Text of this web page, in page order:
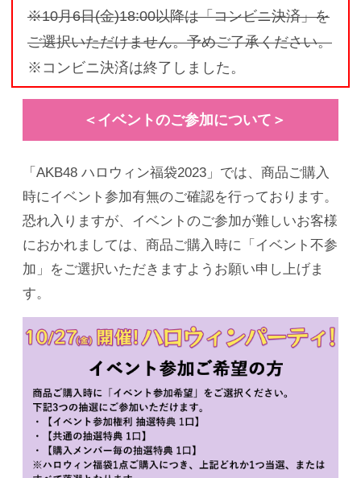
※10月6日(金)18:00以降は「コンビニ決済」を
ご選択いただけません。予めご了承ください。
※コンビニ決済は終了しました。
＜イベントのご参加について＞
「AKB48 ハロウィン福袋2023」では、商品ご購入
時にイベント参加有無のご確認を行っております。
恐れ入りますが、イベントのご参加が難しいお客様
におかれましては、商品ご購入時に「イベント不参
加」をご選択いただきますようお願い申し上げま
す。